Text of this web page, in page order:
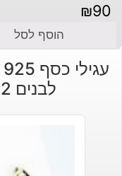
₪90
הוסף לסל
לבנים 02. קרט עיצוב טיפה